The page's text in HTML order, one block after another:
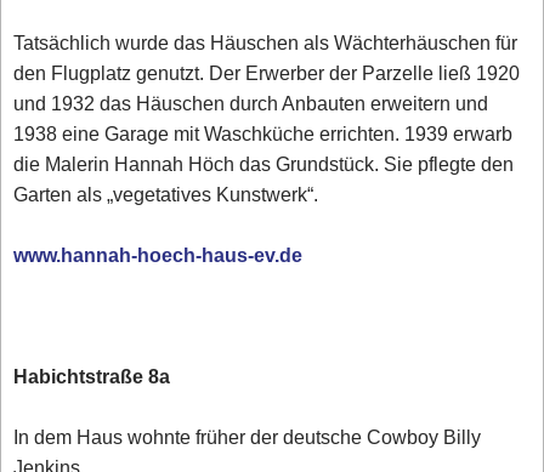
Tatsächlich wurde das Häuschen als Wächterhäuschen für
den Flugplatz genutzt. Der Erwerber der Parzelle ließ 1920
und 1932 das Häuschen durch Anbauten erweitern und
1938 eine Garage mit Waschküche errichten. 1939 erwarb
die Malerin Hannah Höch das Grundstück. Sie pflegte den
Garten als „vegetatives Kunstwerk“.
www.hannah-hoech-haus-ev.de
Habichtstraße 8a
In dem Haus wohnte früher der deutsche Cowboy Billy